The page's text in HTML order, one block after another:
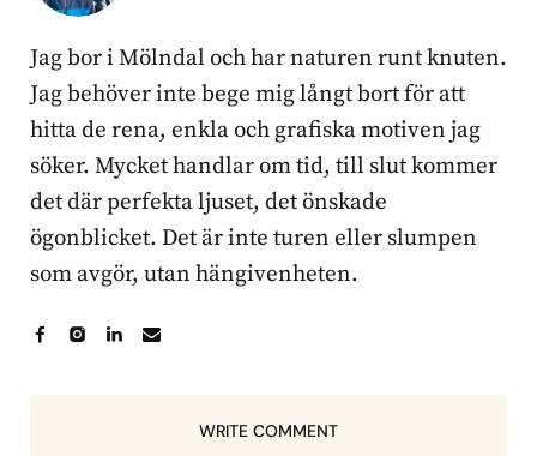
Jag bor i Mölndal och har naturen runt knuten.
Jag behöver inte bege mig långt bort för att
hitta de rena, enkla och grafiska motiven jag
söker. Mycket handlar om tid, till slut kommer
det där perfekta ljuset, det önskade
ögonblicket. Det är inte turen eller slumpen
som avgör, utan hängivenheten.
WRITE COMMENT